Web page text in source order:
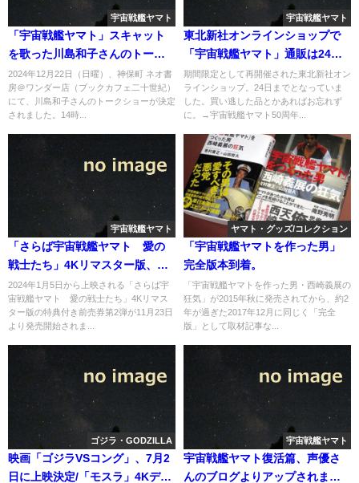
宇宙戦艦ヤマト
「宇宙戦艦ヤマト」スキャット
を歌った川島和子さんのトーク
ショーが決定へ
2024年12月22日（日曜）、神保町 ネオ書
房＠ワンダー店（ブックカフェ二十世紀）
にて、川島和子さんのトークショーが決定
されました。14時...
宇宙戦艦ヤマト
東北新社オンラインショップで
「宇宙戦艦ヤマト」通販は24日
まで
期間限定として再開催された東北新社オン
ラインショップ。24日までとなっていま
した。買い逃した品とかあればお忘れず
に。→宇宙戦艦ヤマト50周年...
宇宙戦艦ヤマト
「さらば宇宙戦艦ヤマト 愛の
戦士たち」4Kリマスター版、特
典付き前売券第2弾が発売へ
2024年1月5日から上映される「さらば宇
宙戦艦ヤマト 愛の戦士たち」4Kリマス
ター版の特典付き前売券第2弾が11月23日
より発売開始されま...
ヤマト・グッズ/コレクション
「宇宙戦艦ヤマトを作った男」
完全版本到着。
「宇宙戦艦ヤマトを作った男・西崎義展の
狂気」が2015年秋に発売されてから、約2
年が過ぎた2017年12月に同じく「完全
版」として取材記事な...
ゴジラ・GODZILLA
映画「ゴジラVSコング」、7月2
日に上映決定/「モスラ」4Kデジ
宇宙戦艦ヤマト
宇宙戦艦ヤマト復活篇、声優さ
んのブログよりアップされまし